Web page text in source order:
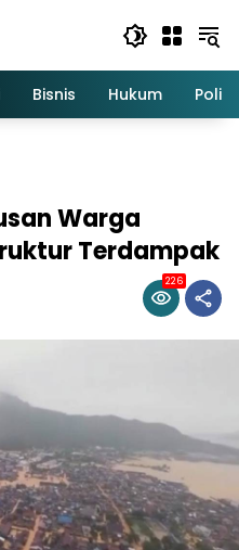
Bisnis Hukum Politik
Warga
Terdampak
226